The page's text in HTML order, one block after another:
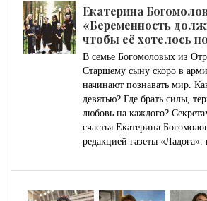
Екатерина
«Беременность
чтобы её хотелось
В семье Богомоловых из
Старшему сыну скоро в
начинают познавать мир.
девятью? Где брать силы,
любовь на каждого?
счастья Екатерина
редакцией газеты «Ладога».